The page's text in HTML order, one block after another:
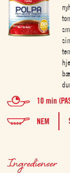
10 min
NEM
Ingredienser